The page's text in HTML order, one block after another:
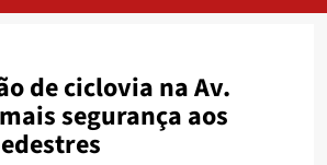
de ciclovia na Av.
segurança aos